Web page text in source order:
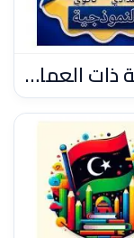
مدرسة ذات العماد النموذجية